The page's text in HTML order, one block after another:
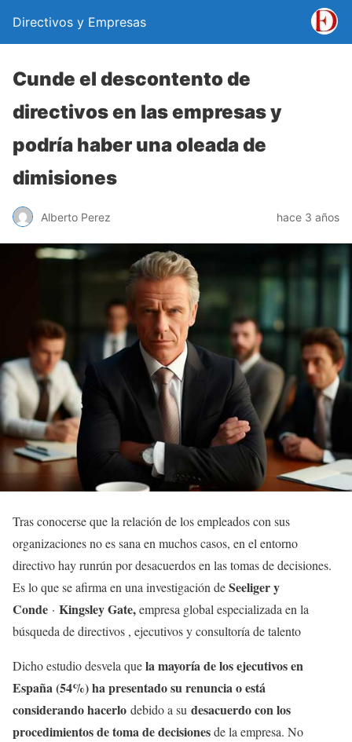
Directivos y Empresas
Cunde el descontento de
directivos en las empresas y
podría haber una oleada de
dimisiones
Alberto Perez hace 3 años
Tras conocerse que la relación de los empleados con sus
organizaciones no es sana en muchos casos, en el entorno
directivo hay runrún por desacuerdos en las tomas de decisiones.
Es lo que se afirma en una investigación deSeeliger y
Conde · Kingsley Gate,empresa global especializada en la
búsqueda de directivos , ejecutivos y consultoría de talento
Dicho estudio desvela quela mayoría de los ejecutivos en
España (54%) ha presentado su renuncia o está
considerando hacerlo debido a su desacuerdo con los
procedimientos de toma de decisionesde la empresa. No